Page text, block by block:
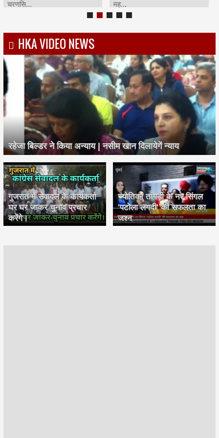
HKA VIDEO NEWS
रहेजा बिल्डर ने किया अन्याय | नसीम खान दिलायेगें न्याय
गुजरात में सेवादल के कार्यकर्ता
घर घर जाकर चुनाव प्रचार
करेंगे।
ज्योतिका तांगड़ी के नए सिंगल
'पटोला लगदी' की सफलता का
जश्न